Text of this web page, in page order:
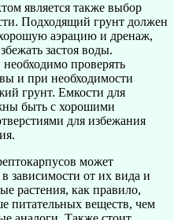
является также выбор
Подходящий грунт должен
аэрацию и дренаж,
застоя воды.
проверять
и при необходимости
грунт. Емкости для
быть с хорошими
для избежания
может
в зависимости от их вида и
растения, как правило,
питательных веществ, чем